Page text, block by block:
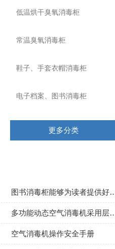
低温烘干臭氧消毒柜
常温臭氧消毒柜
鞋子、手套衣帽消毒柜
电子档案、图书消毒柜
更多分类
图书消毒柜能够为读者
多功能动态空气消毒机
空气消毒机操作安全手册